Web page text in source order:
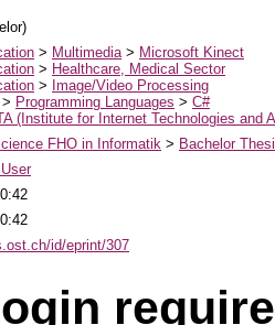
> Multimedia> Microsoft Kinect
> Healthcare, Medical Sector
> Image/Video Processing
> Programming Languages > C#
(Institute for Internet Technologies and
FHO in Informatik > Bachelor
id/eprint/307